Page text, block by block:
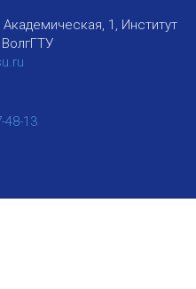
1, Институт
48-13